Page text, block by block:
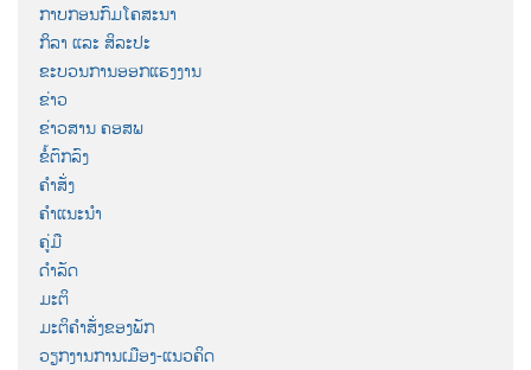
ກາບກອນກົມໂຄສະນາ
ກິລາ ແລະ ສິລະປະ
ຂະບວນການອອກແຮງງານ
ຂ່າວ
ຂ່າວສານ ຄອສພ
ຂໍ້ຕົກລົງ
ຄຳສັ່ງ
ຄຳແນະນຳ
ຄູ່ມື
ດຳລັດ
ມະຕິ
ມະຕິຄຳສັ່ງຂອງພັກ
ວຽກງານການເມືອງ-ແນວຄິດ